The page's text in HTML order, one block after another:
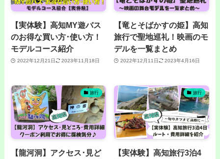
【実体験】高知MY遊バス
のお得な買い方･使い方！
モデルコース紹介
2022年12月21日 2023年11月18日
【竜とそばかすの姫】高知
旅行で聖地巡礼！映画のモ
デルを一覧まとめ
2022年12月11日 2023年4月16日
旅行
【龍河洞】アクセス･見ど
旅行
【実体験】高知旅行3泊4